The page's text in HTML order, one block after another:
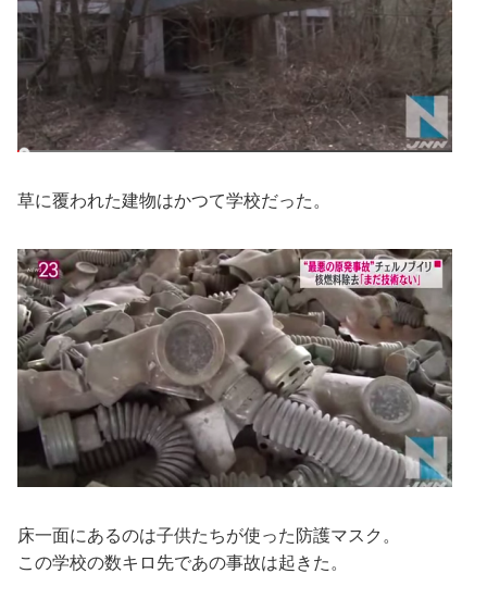
草に覆われた建物はかつて学校だった。
床一面にあるのは子供たちが使った防護マスク。
この学校の数キロ先であの事故は起きた。